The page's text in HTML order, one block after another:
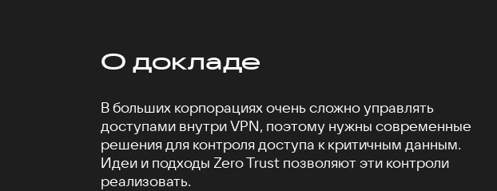
О докладе
В больших корпорациях очень сложно управлять
доступами внутри VPN, поэтому нужны современные
решения для контроля доступа к критичным данным.
Идеи и подходы Zero Trust позволяют эти контроли
реализовать.